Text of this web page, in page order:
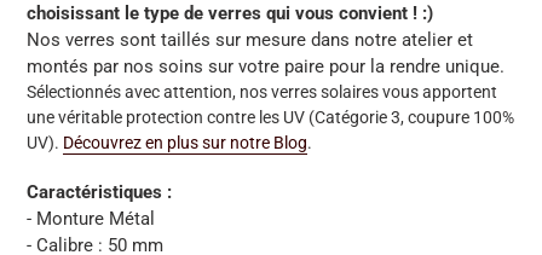
choisissant le type de verres qui vous convient ! :)
Nos verres sont taillés sur mesure dans notre atelier et
montés par nos soins sur votre paire pour la rendre unique.
Sélectionnés avec attention, nos verres solaires vous apportent
une véritable protection contre les UV (Catégorie 3, coupure 100%
UV). Découvrez en plus sur notre Blog.
Caractéristiques :
- Monture Métal
- Calibre : 50 mm